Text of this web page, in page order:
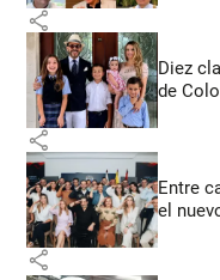
share
Diez
de
share
Entre
el
share